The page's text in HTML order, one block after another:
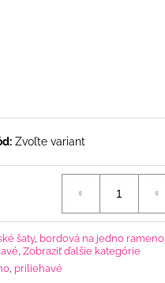
Zvoľte variant
šaty, bordová na jedno rameno
Zobraziť ďalšie kategórie
priliehavé